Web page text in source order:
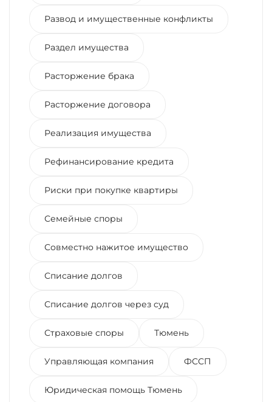
Развод и имущественные конфликты
Раздел имущества
Расторжение брака
Расторжение договора
Реализация имущества
Рефинансирование кредита
Риски при покупке квартиры
Семейные споры
Совместно нажитое имущество
Списание долгов
Списание долгов через суд
Страховые споры Тюмень
Управляющая компания ФССП
Юридическая помощь Тюмень